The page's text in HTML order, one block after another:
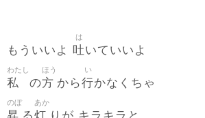
もういいよ 吐
は
いていいよ
私
わたし
の方
ほう
から行
い
かなくちゃ
のぼ あか